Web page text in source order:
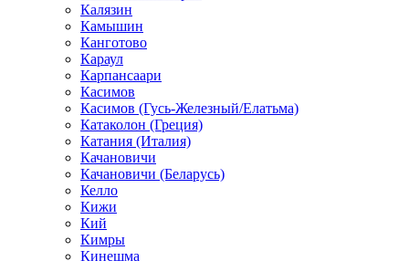
Калязин
Камышин
Канготово
Караул
Карпансаари
Касимов
Касимов (Гусь-Железный/Елатьма)
Катаколон (Греция)
Катания (Италия)
Качановичи
Качановичи (Беларусь)
Келло
Кижи
Кий
Кимры
Кинешма